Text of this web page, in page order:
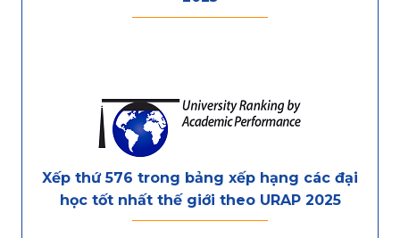
Xếp thứ 576 trong bảng xếp hạng các đại
học tốt nhất thế giới theo URAP 2025